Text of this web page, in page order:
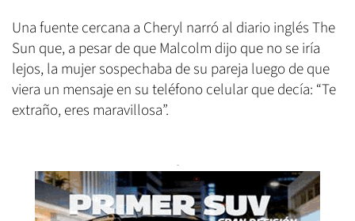
Una fuente cercana a Cheryl narró al diario inglés The
Sun que, a pesar de que Malcolm dijo que no se iría
lejos, la mujer sospechaba de su pareja luego de que
viera un mensaje en su teléfono celular que decía: “Te
extraño, eres maravillosa”.